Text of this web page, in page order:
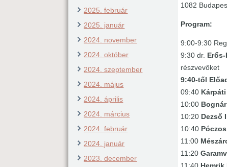
2025. február
2025. január
2024. november
2024. október
2024. szeptember
2024. május
2024. április
2024. március
2024. február
2024. január
2023. december
1082
Program:
9:00-9:30
9:30 dr.
részvevőket
9:40-től
09:40
10:00
10:20 Dezső
10:40
11:00
11:20